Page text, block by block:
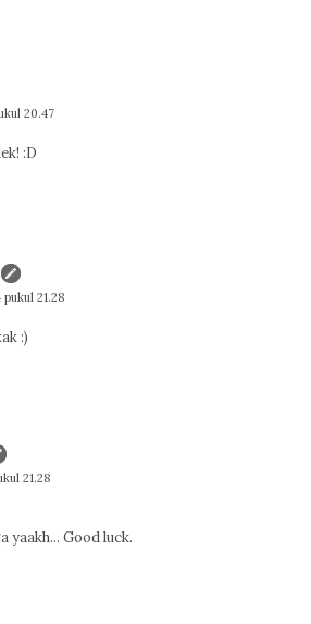
20.47
:D
pukul 21.28
:)
21.28
yaakh... Good luck.